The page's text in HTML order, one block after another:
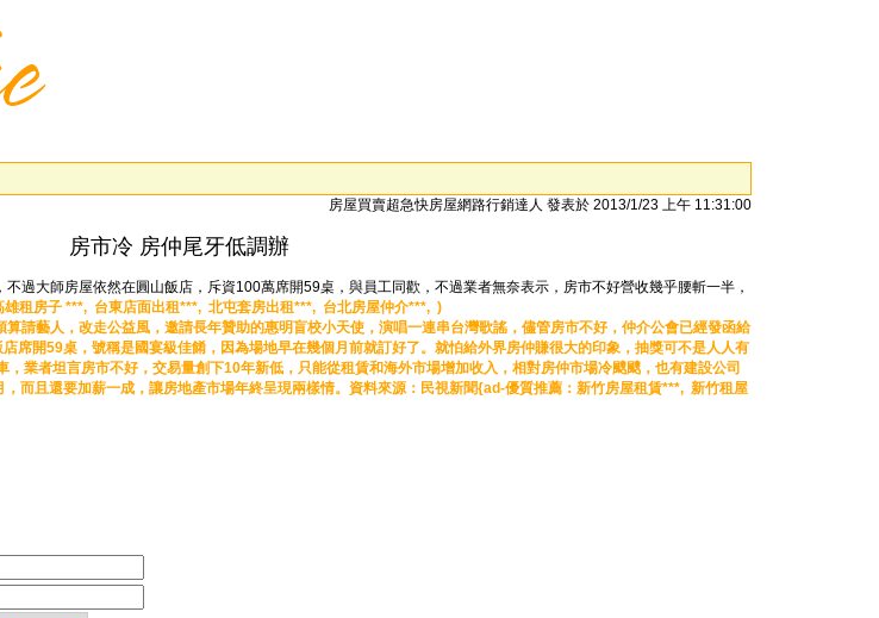
房屋買賣超急快房屋網路行銷達人 發表於 2013/1/23 上午 11:31:00
房市冷 房仲尾牙低調辦
過大師房屋依然在圓山飯店，斥資100萬席開59桌，與員工同歡，不過業者無奈表示，房市不好營收幾乎腰斬一半，
雄租房子 ***, 台東店面出租***, 北屯套房出租***, 台北房屋仲介***, )
請藝人，改走公益風，邀請長年贊助的惠明盲校小天使，演唱一連串台灣歌謠，儘管房市不好，仲介公會已經發函給
席開59桌，號稱是國宴級佳餚，因為場地早在幾個月前就訂好了。就怕給外界房仲賺很大的印象，抽獎可不是人人有
業者坦言房市不好，交易量創下10年新低，只能從租賃和海外市場增加收入，相對房仲市場冷颼颼，也有建設公司
而且還要加薪一成，讓房地產市場年終呈現兩樣情。資料來源：民視新聞{ad-優質推薦： 新竹房屋租賃***, 新竹租屋